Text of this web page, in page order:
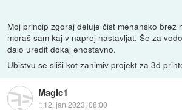
Moj princip zgoraj deluje čist mehansko brez
moraš sam kaj v naprej nastavljat. Še za
dalo uredit dokaj enostavno.
Ubistvu se sliši kot zanimiv projekt za 3d
Magic1
:: 12. jan 2023, 08:00